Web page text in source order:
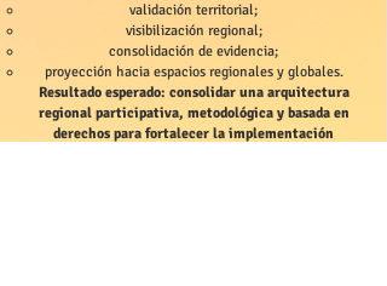
validación territorial;
visibilización regional;
consolidación de evidencia;
proyección hacia espacios regionales y globales.
Resultado esperado: consolidar una arquitectura
regional participativa, metodológica y basada en
derechos para fortalecer la implementación